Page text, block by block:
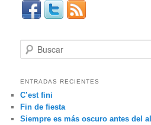
u
c
a
r
ENTRADAS RECIENTES
C’est fini
Fin de fiesta
Siempre es más oscuro antes del